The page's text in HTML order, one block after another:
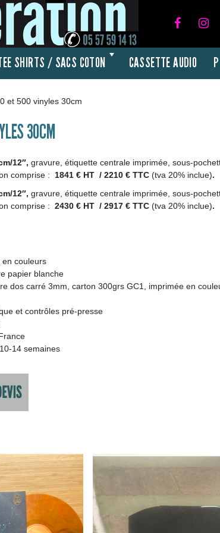
SHIRTS / SACS COTON CASSETTE AUDIO
et 500 vinyles 30cm
30CM
12″, gravure, étiquette centrale imprimée, sous-
comprise :
1841 € HT / 2210 € TTC (tva 20% inclue).
12″, gravure, étiquette centrale imprimée, sous-
comprise : 2430 € HT / 2917 € TTC (tva 20% inclue).
en couleurs
papier blanche
dos carré 3mm, carton 300grs GC1, imprimée en
et contrôles pré-presse
14 semaines